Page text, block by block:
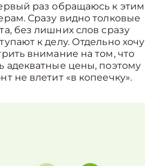
раз обращаюсь к этим
Сразу видно толковые
без лишних слов сразу
к делу. Отдельно хочу
внимание на том, что
адекватные цены, поэтому
не влетит «в копеечку».